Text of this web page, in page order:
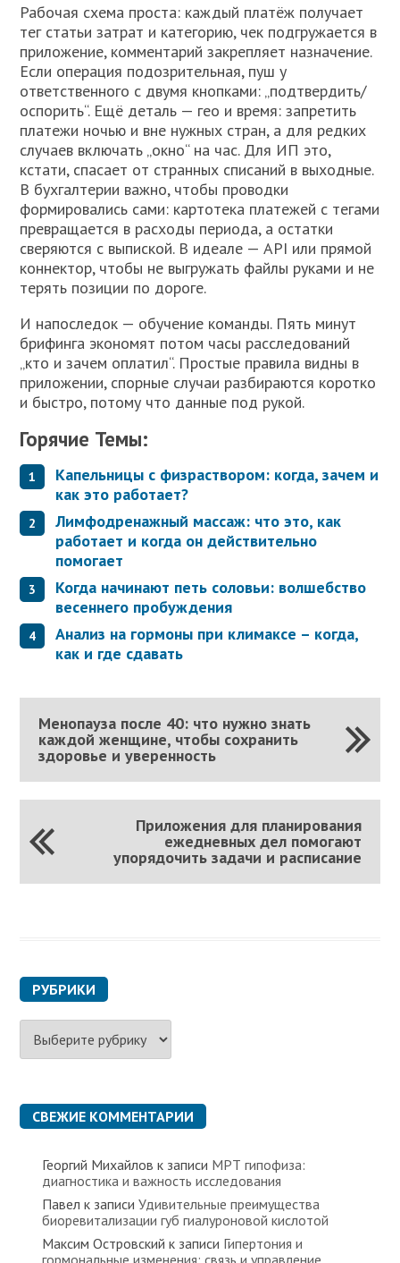
Рабочая схема проста: каждый платёж получает
тег статьи затрат и категорию, чек подгружается в
приложение, комментарий закрепляет назначение.
Если операция подозрительная, пуш у
ответственного с двумя кнопками: „подтвердить/
оспорить“. Ещё деталь — гео и время: запретить
платежи ночью и вне нужных стран, а для редких
случаев включать „окно“ на час. Для ИП это,
кстати, спасает от странных списаний в выходные.
В бухгалтерии важно, чтобы проводки
формировались сами: картотека платежей с тегами
превращается в расходы периода, а остатки
сверяются с выпиской. В идеале — API или прямой
коннектор, чтобы не выгружать файлы руками и не
терять позиции по дороге.
И напоследок — обучение команды. Пять минут
брифинга экономят потом часы расследований
„кто и зачем оплатил“. Простые правила видны в
приложении, спорные случаи разбираются коротко
и быстро, потому что данные под рукой.
Горячие Темы:
Капельницы с физраствором: когда, зачем и
как это работает?
Лимфодренажный массаж: что это, как
работает и когда он действительно
помогает
Когда начинают петь соловьи: волшебство
весеннего пробуждения
Анализ на гормоны при климаксе – когда,
как и где сдавать
Менопауза после 40: что нужно знать
каждой женщине, чтобы сохранить
здоровье и уверенность
Приложения для планирования
ежедневных дел помогают
упорядочить задачи и расписание
РУБРИКИ
б
к
и СВЕЖИЕ КОММЕНТАРИИ
Георгий Михайлов к записи МРТ гипофиза:
диагностика и важность исследования
Павел к записиУдивительные преимущества
биоревитализации губ гиалуроновой кислотой
Максим Островский к записи Гипертония и